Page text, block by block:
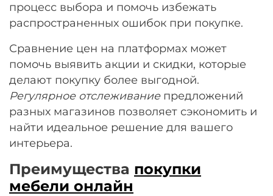
процесс выбора и помочь избежать
распространенных ошибок при покупке.
Сравнение цен на платформах может
помочь выявить акции и скидки, которые
делают покупку более выгодной.
Регулярное отслеживаниепредложений
разных магазинов позволяет сэкономить и
найти идеальное решение для вашего
интерьера.
Преимущества покупки
мебели онлайн